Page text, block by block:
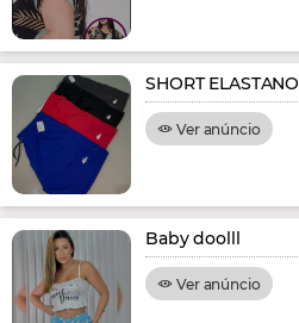
SHORT ELASTANO
Ver anúncio
Baby doolll
Ver anúncio